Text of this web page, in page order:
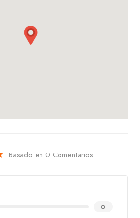
Basado en 0 Comentarios
0